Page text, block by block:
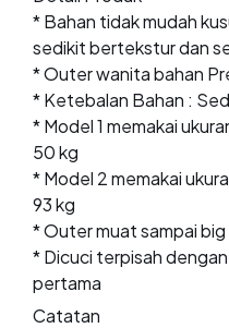
* Bahan tidak mudah
sedikit bertekstur dan
* Outer wanita bahan
* Ketebalan Bahan :
* Model 1 memakai
50 kg
* Model 2 memakai
93 kg
* Outer muat sampai
* Dicuci terpisah
pertama
Catatan